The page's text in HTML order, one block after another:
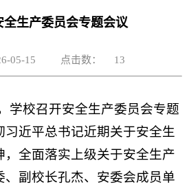
全生产委员会专题会议
05-15 点击数： 13
学校召开安全生产委员会专题
习近平总书记近期关于安全生
，全面落实上级关于安全生产
、副校长孔杰、安委会成员单